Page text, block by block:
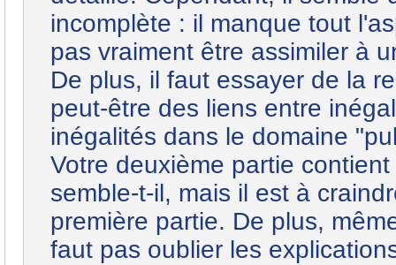
incomplète : il manque tout
pas vraiment être assimiler à
De plus, il faut essayer de la
peut-être des liens entre
inégalités dans le domaine
Votre deuxième partie
semble-t-il, mais il est à
première partie. De plus,
faut pas oublier les